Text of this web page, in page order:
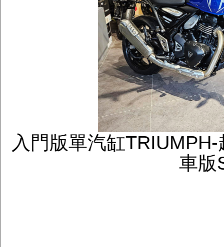
入門版單汽缸
車版